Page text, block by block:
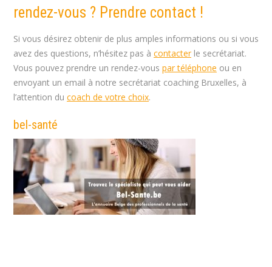
rendez-vous ? Prendre contact !
Si vous désirez obtenir de plus amples informations ou si vous
avez des questions, n’hésitez pas à contacterle secrétariat.
Vous pouvez prendre un rendez-vous par téléphone ou en
envoyant un email à notre secrétariat coaching Bruxelles, à
l’attention du coach de votre choix.
bel-santé